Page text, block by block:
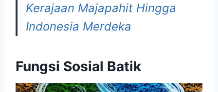
Kerajaan Majapahit Hingga
Indonesia Merdeka
Fungsi Sosial Batik